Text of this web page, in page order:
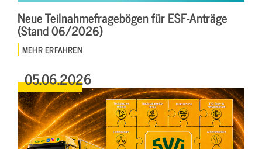
Neue Teilnahmefragebögen für ESF-Anträge
(Stand 06/2026)
MEHR ERFAHREN
05.06.2026